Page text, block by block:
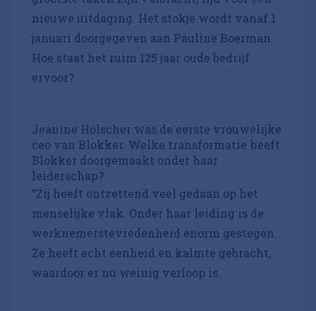
nieuwe uitdaging. Het stokje wordt vanaf 1
januari doorgegeven aan Pauline Boerman.
Hoe staat het ruim 125 jaar oude bedrijf
ervoor?
Jeanine Holscher was de eerste vrouwelijke
ceo van Blokker. Welke transformatie heeft
Blokker doorgemaakt onder haar
leiderschap?
“Zij heeft ontzettend veel gedaan op het
menselijke vlak. Onder haar leiding is de
werknemerstevredenheid enorm gestegen.
Ze heeft echt eenheid en kalmte gebracht,
waardoor er nu weinig verloop is.